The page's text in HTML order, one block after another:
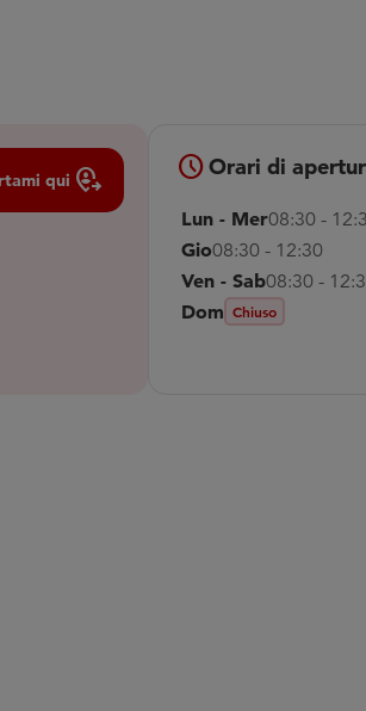
qui Move_location scheduleOrari di
Lun - Mer08:30 -
Gio08:30 - 12:30
Ven - Sab08:30 -
Dom Chiuso